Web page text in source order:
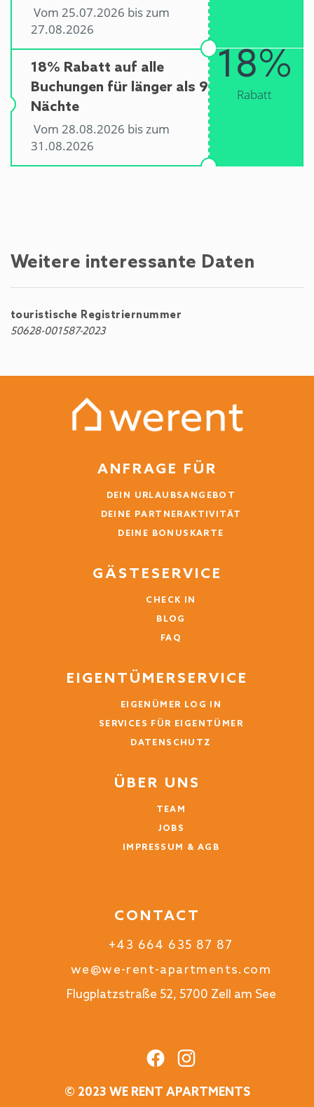
Vom 25.07.2026 bis zum
27.08.2026
18% Rabatt auf alle
Buchungen für länger als 9
Nächte
Vom 28.08.2026 bis zum
31.08.2026
18%
Rabatt
Weitere interessante Daten
touristische Registriernummer
50628-001587-2023
ANFRAGE FÜR
DEIN URLAUBSANGEBOT
DEINE PARTNERAKTIVITÄT
DEINE BONUSKARTE
GÄSTESERVICE
CHECK IN
BLOG
FAQ
EIGENTÜMERSERVICE
EIGENÜMER LOG IN
SERVICES FÜR EIGENTÜMER
DATENSCHUTZ
ÜBER UNS
TEAM
JOBS
IMPRESSUM & AGB
CONTACT
+43 664 635 87 87
we@we-rent-apartments.com
Flugplatzstraße 52, 5700 Zell am See
© 2023 WE RENT APARTMENTS